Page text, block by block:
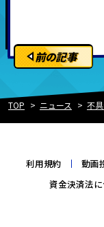
前の記事
TOP ニュース 不
利用規約 動画
資金決済法